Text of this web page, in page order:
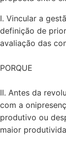
I. Vincular a
definição de
avaliação das
PORQUE
II. Antes da
com a
produtivo ou
maior